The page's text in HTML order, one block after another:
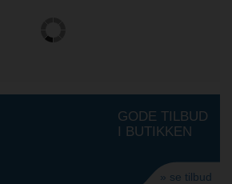
GODE TILBUD
I BUTIKKEN
» se tilbud